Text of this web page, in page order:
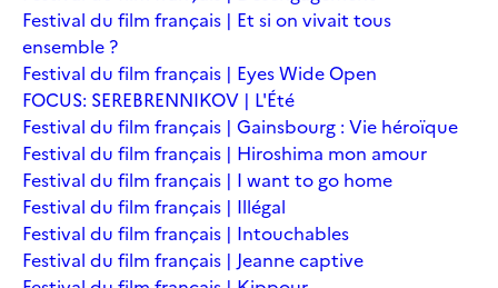
Festival du film français | Et si on vivait tous
ensemble ?
Festival du film français | Eyes Wide Open
FOCUS: SEREBRENNIKOV | L'Été
Festival du film français | Gainsbourg : Vie héroïque
Festival du film français | Hiroshima mon amour
Festival du film français | I want to go home
Festival du film français | Illégal
Festival du film français | Intouchables
Festival du film français | Jeanne captive